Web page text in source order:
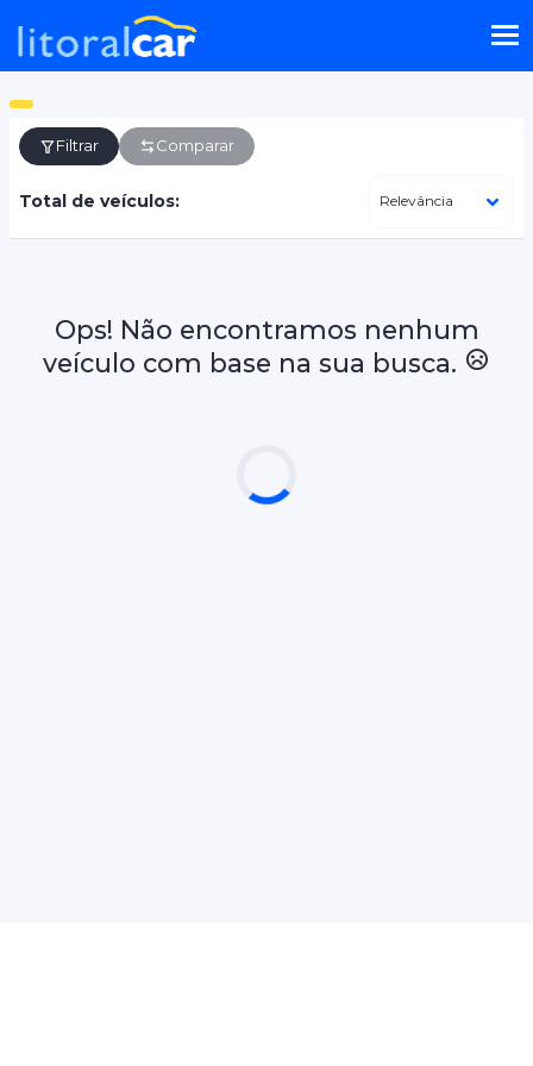
Filtrar Comparar
Total de veículos:
Ops! Não encontramos nenhum
veículo com base na sua busca.